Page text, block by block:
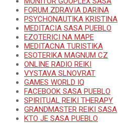
FORUM ZDRAVIA DARINA
PSYCHONAUTIKA KRISTINA
MEDITACIA SASA PUEBLO
EZOTERICI NA MAPE
MEDITACNA TURISTIKA
ESOTERIKA MAGNUM CZ
ONLINE RADIO REIKI
VYSTAVA SLNOVRAT
GAMES WORLD IQ
FACEBOOK SASA PUEBLO
SPIRITUAL REIKI THERAPY
GRANDMASTER REIKI SASA
KTO JE SASA PUEBLO